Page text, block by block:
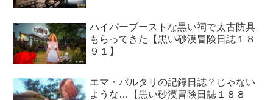
ハイパーブーストな黒い祠で太古防具
もらってきた【黒い砂漠冒険日誌１８
９１】
エマ・バルタリの記録日誌？じゃない
ような…【黒い砂漠冒険日誌１８８